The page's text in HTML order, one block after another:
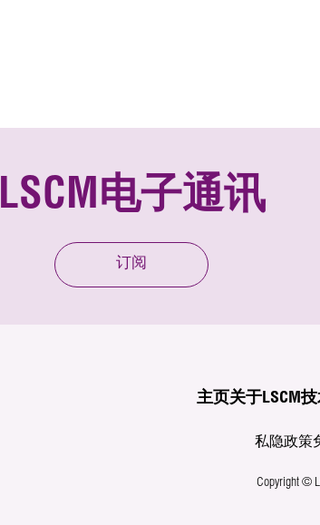
LSCM电子通讯
订阅
主页关于LSCM技
私隐政策
Copyright ©